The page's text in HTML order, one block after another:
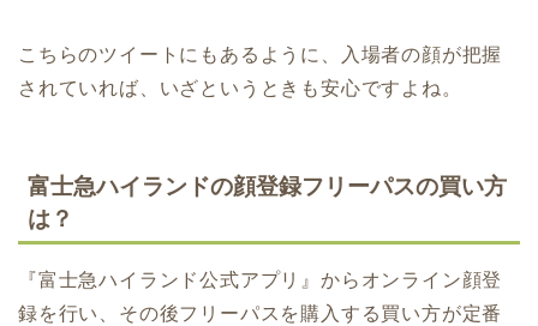
こちらのツイートにもあるように、入場者の顔が把握
されていれば、いざというときも安心ですよね。
富士急ハイランドの顔登録フリーパスの買い方
は？
『富士急ハイランド公式アプリ』からオンライン顔登
録を行い、その後フリーパスを購入する買い方が定番